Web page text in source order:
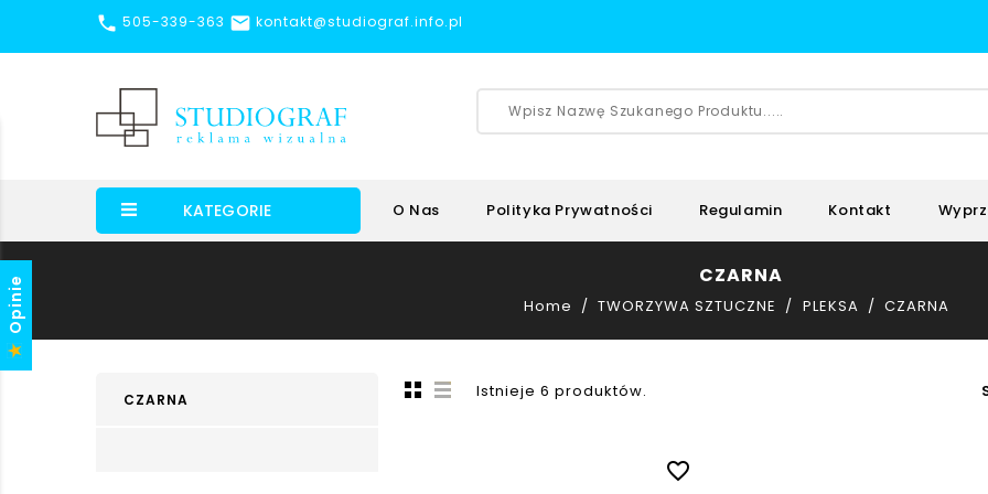
 505-339-363  kontakt@studiograf.info.pl
KATEGORIE O Nas Polityka Prywatności Regulamin Kontakt
CZARNA
Home TWORZYWA SZTUCZNE PLEKSA CZARNA
CZARNA Istnieje 6 produktów.
favorite_border
Opinie